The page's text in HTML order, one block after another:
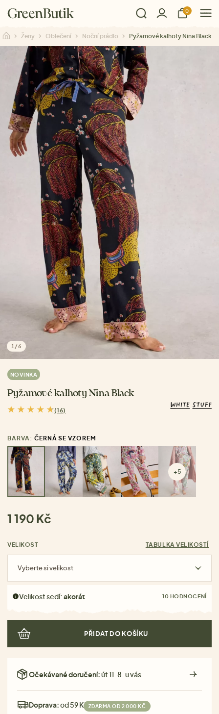
0
Ženy Oblečení Noční prádlo Pyžamové kalhoty Nina Black
1 /6
NOVINKA
Pyžamové kalhoty Nina Black
(16)
BARVA: ČERNÁ SE VZOREM
+5
1 190 Kč
VELIKOST TABULKA VELIKOSTÍ
Vyberte si velikost
Velikost sedí:akorát 10 HODNOCENÍ
PŘIDAT DO KOŠÍKU
Očekávané doručení:út 11. 8. u vás
Doprava:od 59 Kč ZDARMA OD 2 000 KČ